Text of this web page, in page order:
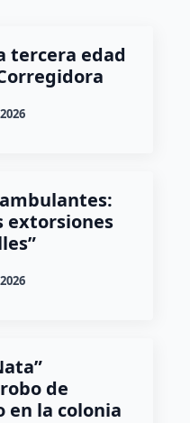
tercera edad
extorsiones
de
en la colonia